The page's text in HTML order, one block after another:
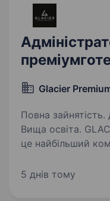
Glacier
Повна зайнятість.
Вища освіта. GLACIER Premium Apartments —
це найбільший
Буковель. Glacier
5 днів тому